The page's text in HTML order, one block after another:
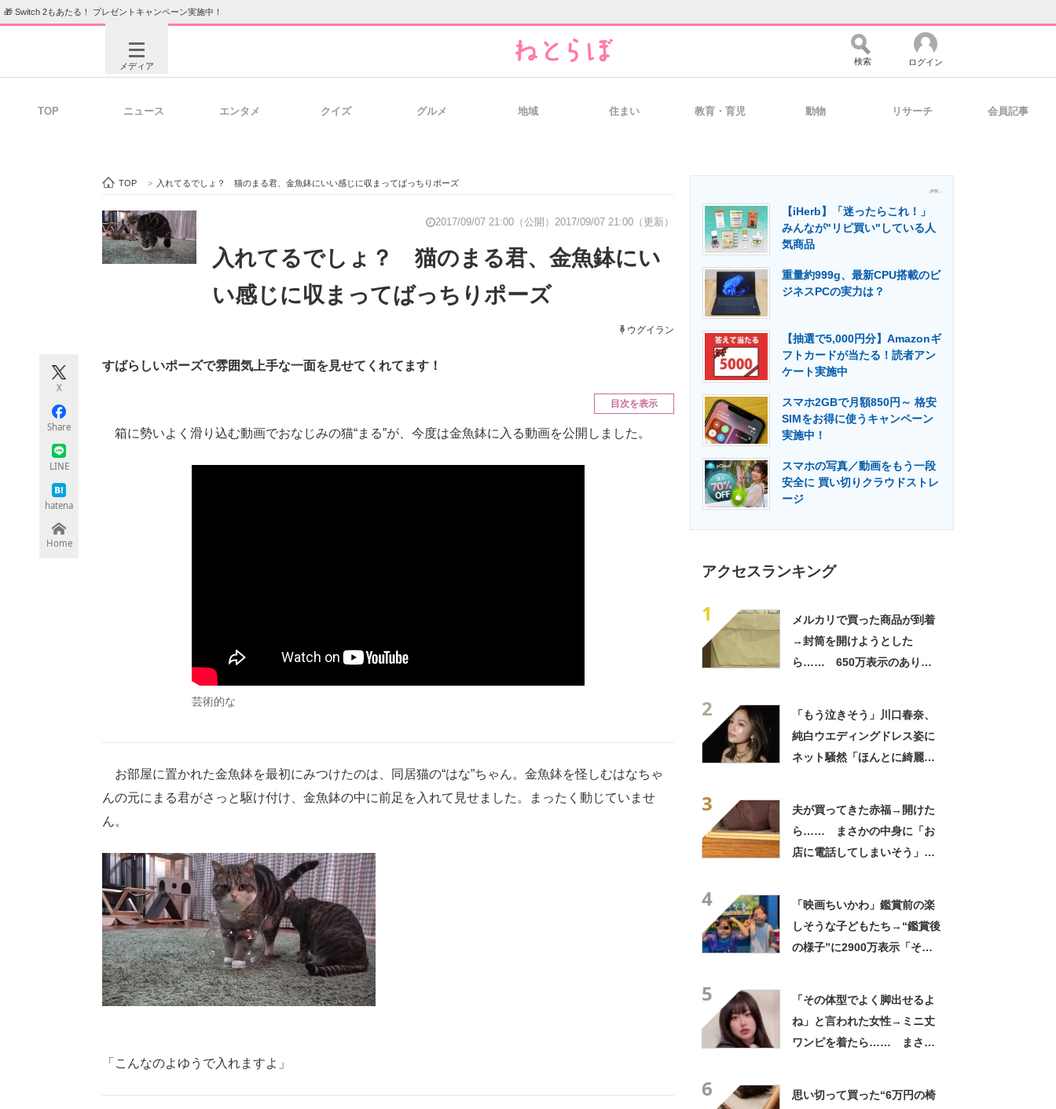
🎁 Switch 2もあたる！ プレゼントキャンペーン実施中！
メディア
ビジネスと働き方のヒント 経営リーダーのコミュニティ マーケ×ITの今がよく分かる
ITエンジニア向け専門サイト 企業向けIT製品の総合サイト IT製品の技術・比較・事例 製造業のIT導入・活用を支援
モノづくり技術者専門サイト エレクトロニクス専門サイト エネルギーの専門メディア 建設×テクノロジーの最前線
ちょっと気になるネットの話題
検索 ログイン
TOP ニュース エンタメ クイズ グルメ 地域 住まい 教育・育児 動物 リサーチ 会員記事
TOP > 入れてるでしょ？ 猫のまる君、金魚鉢にいい感じに収まってばっちりポーズ
2017/09/07 21:00（公開） 2017/09/07 21:00（更新）
入れてるでしょ？ 猫のまる君、金魚鉢にい
い感じに収まってばっちりポーズ
ウグイラン
X
Share
LINE
hatena
Home
すばらしいポーズで雰囲気上手な一面を見せてくれてます！
目次を表示
箱に勢いよく滑り込む動画でおなじみの猫“まる”が、今度は金魚鉢に入る動画を公開しました。
芸術的な
お部屋に置かれた金魚鉢を最初にみつけたのは、同居猫の“はな”ちゃん。金魚鉢を怪しむはなちゃ
んの元にまる君がさっと駆け付け、金魚鉢の中に前足を入れて見せました。まったく動じていませ
ん。
「こんなのよゆうで入れますよ」
- PR -
【iHerb】「迷ったらこれ！」
みんなが"リピ買い"している人
気商品
重量約999g、最新CPU搭載のビ
ジネスPCの実力は？
【抽選で5,000円分】Amazonギ
フトカードが当たる！読者アン
ケート実施中
スマホ2GBで月額850円～ 格安
SIMをお得に使うキャンペーン
実施中！
スマホの写真／動画をもう一段
安全に 買い切りクラウドストレ
ージ
アクセスランキング
1
メルカリで買った商品が到着
→封筒を開けようとした
ら…… 650万表示のありえ
2
「もう泣きそう」川口春奈、
純白ウエディングドレス姿に
ネット騒然「ほんとに綺麗」
3
夫が買ってきた赤福→開けた
ら…… まさかの中身に「お
店に電話してしまいそう」
4
「映画ちいかわ」鑑賞前の楽
しそうな子どもたち→“鑑賞後
の様子”に2900万表示「そう
5
「その体型でよく脚出せるよ
ね」と言われた女性→ミニ丈
ワンピを着たら…… まさか
6
思い切って買った“6万円の椅